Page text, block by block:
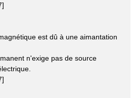
est dû à une aimantation
n'exige pas de source